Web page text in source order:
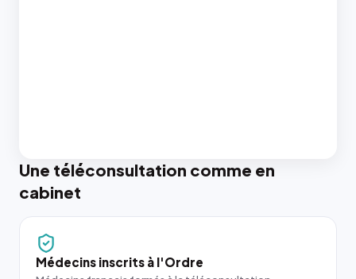
Une téléconsultation comme en
cabinet
Médecins inscrits à l'Ordre